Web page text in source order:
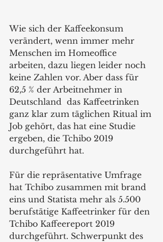
Wie sich der Kaffeekonsum
verändert, wenn immer mehr
Menschen im Homeoffice
arbeiten, dazu liegen leider noch
keine Zahlen vor. Aber dass für
62,5 % der Arbeitnehmer in
Deutschland  das Kaffeetrinken
ganz klar zum täglichen Ritual im
Job gehört, das hat eine Studie
ergeben, die Tchibo 2019
durchgeführt hat.
Für die repräsentative Umfrage
hat Tchibo zusammen mit brand
eins und Statista mehr als 5.500
berufstätige Kaffeetrinker für den
Tchibo Kaffeereport 2019
durchgeführt. Schwerpunkt des